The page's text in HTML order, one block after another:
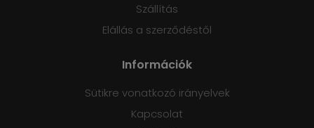
Szállítás
Elállás a szerződéstől
Információk
Sütikre vonatkozó irányelvek
Kapcsolat